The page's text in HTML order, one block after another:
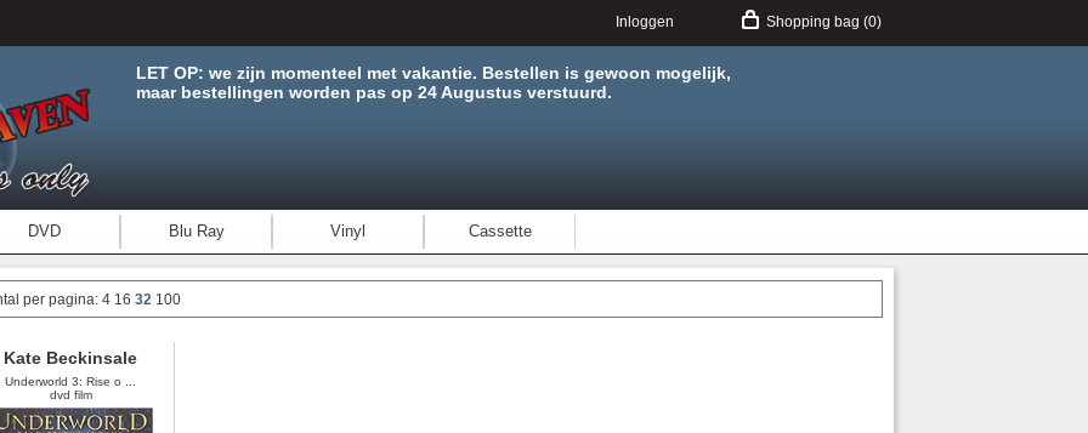
Shopping bag (0)
Inloggen
LET OP: we zijn momenteel met vakantie. Bestellen is gewoon mogelijk,
maar bestellingen worden pas op 24 Augustus verstuurd.
DVD Blu Ray Vinyl Cassette
per pagina:4 1632 100
Kate Beckinsale
Underworld 3: Rise o ...
dvd film